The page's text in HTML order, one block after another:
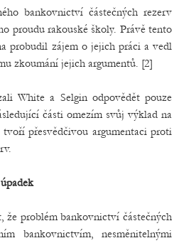
bankovnictví částečných rezerv
proudu rakouské školy. Právě tento
probudil zájem o jejich práci a vedl
zkoumání jejich argumentů. [2]
White a Selgin odpovědět pouze
části omezím svůj výklad na
přesvědčivou argumentaci proti
že problém bankovnictví částečných
bankovnictvím, nesměnitelnými